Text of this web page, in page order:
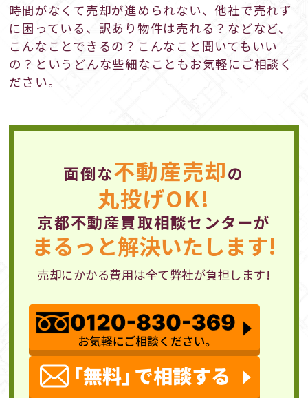
時間がなくて売却が進められない、他社で売れず
に困っている、訳あり物件は売れる？などなど、
こんなことできるの？こんなこと聞いてもいい
の？というどんな些細なこともお気軽にご相談く
ださい。
面倒な不動産売却の
丸投げOK!
京都不動産買取相談センターが
まるっと解決いたします!
売却にかかる費用は全て弊社が負担します!